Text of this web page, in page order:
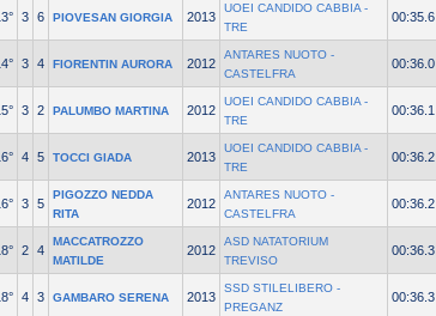
3 6 PIOVESAN GIORGIA 2013
UOEI CANDIDO CABBIA -
TRE
00:35.6
3 4 FIORENTIN AURORA 2012
ANTARES NUOTO -
CASTELFRA
00:36.0
3 2 PALUMBO MARTINA 2012
UOEI CANDIDO CABBIA -
TRE
00:36.1
4 5 TOCCI GIADA 2013
UOEI CANDIDO CABBIA -
TRE
00:36.2
3 5
PIGOZZO NEDDA
RITA
2012
ANTARES NUOTO -
CASTELFRA
00:36.2
2 4
MACCATROZZO
MATILDE
2012
ASD NATATORIUM
TREVISO
00:36.3
4 3 GAMBARO SERENA 2013
SSD STILELIBERO -
PREGANZ
00:36.3